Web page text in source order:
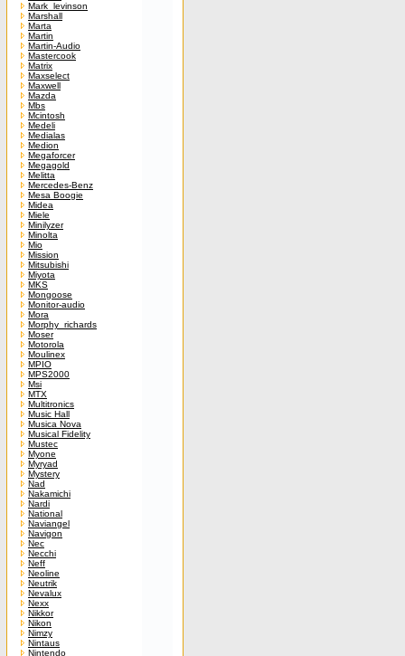
Mark_levinson
Marshall
Marta
Martin
Martin-Audio
Mastercook
Matrix
Maxselect
Maxwell
Mazda
Mbs
Mcintosh
Medeli
Medialas
Medion
Megaforcer
Megagold
Melitta
Mercedes-Benz
Mesa Boogie
Midea
Miele
Minilyzer
Minolta
Mio
Mission
Mitsubishi
Miyota
MKS
Mongoose
Monitor-audio
Mora
Morphy_richards
Moser
Motorola
Moulinex
MPIO
MPS2000
Msi
MTX
Multitronics
Music Hall
Musica Nova
Musical Fidelity
Mustec
Myone
Myryad
Mystery
Nad
Nakamichi
Nardi
National
Naviangel
Navigon
Nec
Necchi
Neff
Neoline
Neutrik
Nevalux
Nexx
Nikkor
Nikon
Nimzy
Nintaus
Nintendo